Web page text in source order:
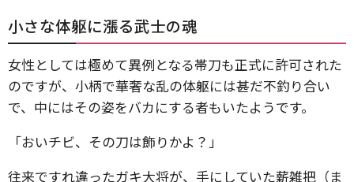
小さな体躯に漲る武士の魂
女性としては極めて異例となる帯刀も正式に許可された
のですが、小柄で華奢な乱の体躯には甚だ不釣り合い
で、中にはその姿をバカにする者もいたようです。
「おいチビ、その刀は飾りかよ？」
往来ですれ違ったガキ大将が、手にしていた薪雑把（ま